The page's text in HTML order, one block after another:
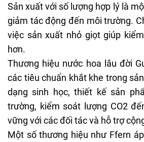
Sản xuất với số lượng hợp lý là
giảm tác động đến môi trường.
việc sản xuất nhỏ giọt giúp
hơn.
Thương hiệu nước hoa lâu đời
các tiêu chuẩn khắt khe trong
dạng sinh học, thiết kế sản
trường, kiểm soát lượng CO2
vững với các đối tác và hỗ trợ
Một số thương hiệu như Ffern